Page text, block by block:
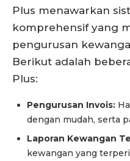
Plus menawarkan
komprehensif yang
pengurusan
Berikut adalah
Plus:
Pengurusan Invois:
dengan mudah, serta
Laporan Kewangan
kewangan yang